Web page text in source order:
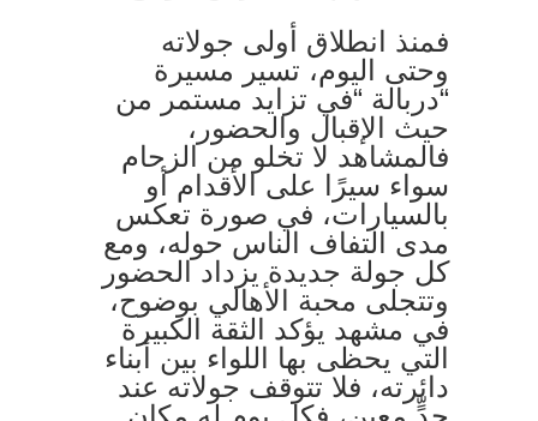
فمنذ انطلاق أولى جولاته
وحتى اليوم، تسير مسيرة
“دربالة “في تزايد مستمر من
حيث الإقبال والحضور،
فالمشاهد لا تخلو من الزحام
سواء سيرًا على الأقدام أو
بالسيارات، في صورة تعكس
مدى التفاف الناس حوله، ومع
كل جولة جديدة يزداد الحضور
وتتجلى محبة الأهالي بوضوح،
في مشهد يؤكد الثقة الكبيرة
التي يحظى بها اللواء بين أبناء
دائرته، فلا تتوقف جولاته عند